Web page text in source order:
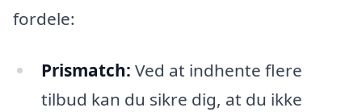
fordele:
Prismatch: Ved at indhente flere
tilbud kan du sikre dig, at du ikke